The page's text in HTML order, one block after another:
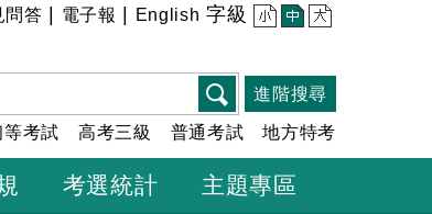
問答 電子報 English 字級 小 中 大
進階搜尋
等考試 高考三級 普通考試 地方特考
考選統計 主題專區